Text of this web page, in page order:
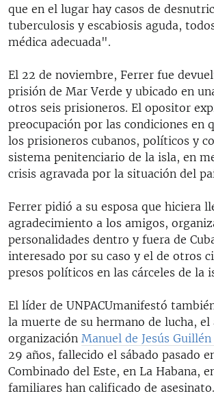
que en el lugar hay casos de
tuberculosis y escabiosis aguda,
médica adecuada".
El 22 de noviembre, Ferrer fue
prisión de Mar Verde y ubicado en
otros seis prisioneros. El opositor
preocupación por las condiciones en
los prisioneros cubanos, políticos y
sistema penitenciario de la isla, en
crisis agravada por la situación del
Ferrer pidió a su esposa que hiciera
agradecimiento a los amigos,
personalidades dentro y fuera de
interesado por su caso y el de otros
presos políticos en las cárceles de la
El líder de UNPACUmanifestó
la muerte de su hermano de lucha, el
organización Manuel de Jesús Guillén
29 años, fallecido el sábado pasado
Combinado del Este, en La Habana,
familiares han calificado de asesinato.